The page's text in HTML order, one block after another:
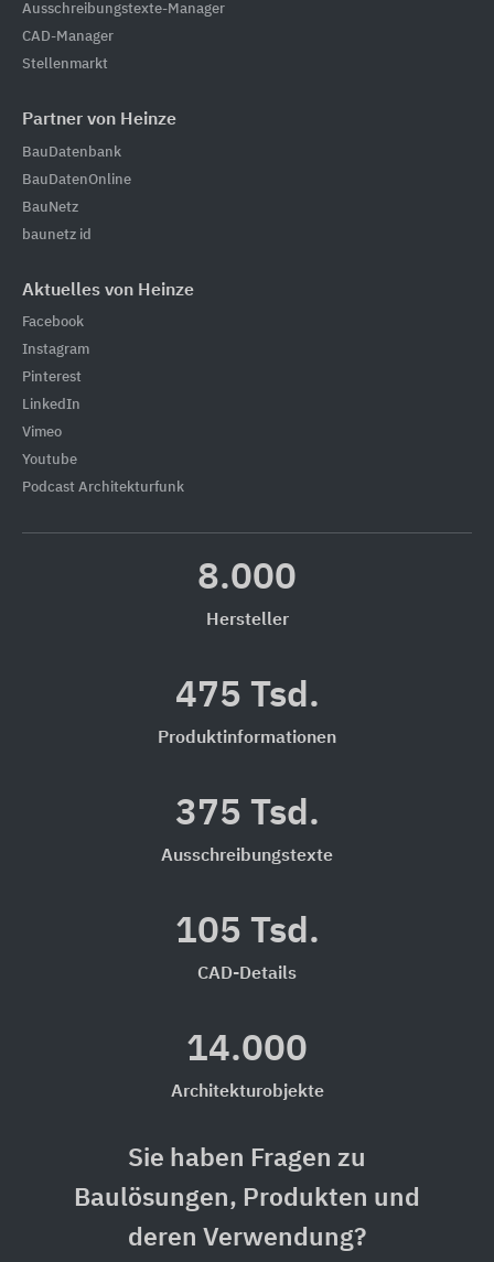
Ausschreibungstexte-Manager
CAD-Manager
Stellenmarkt
Partner von Heinze
BauDatenbank
BauDatenOnline
BauNetz
baunetz id
Aktuelles von Heinze
Facebook
Instagram
Pinterest
LinkedIn
Vimeo
Youtube
Podcast Architekturfunk
8.000
Hersteller
475 Tsd.
Produktinformationen
375 Tsd.
Ausschreibungstexte
105 Tsd.
CAD-Details
14.000
Architekturobjekte
Sie haben Fragen zu
Baulösungen, Produkten und
deren Verwendung?